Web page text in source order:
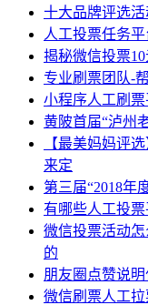
十大品牌评选活
人工投票任务
揭秘微信投票
专业刷票团队-
小程序人工刷
黄陂首届“泸州
【最美妈妈评
来定
第三届“2018年
有哪些人工投
微信投票活动
的
朋友圈点赞说
微信刷票人工